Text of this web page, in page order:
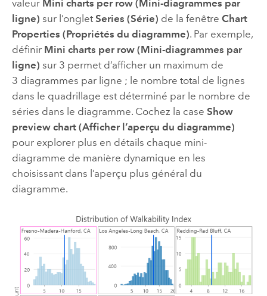
valeur Mini charts per row (Mini-diagrammes par
ligne) sur l’onglet Series (Série) de la fenêtre Chart
Properties (Propriétés du diagramme). Par exemple,
définir Mini charts per row (Mini-diagrammes par
ligne) sur 3 permet d’afficher un maximum de
3 diagrammes par ligne ; le nombre total de lignes
dans le quadrillage est déterminé par le nombre de
séries dans le diagramme. Cochez la case Show
preview chart (Afficher l’aperçu du diagramme)
pour explorer plus en détails chaque mini-
diagramme de manière dynamique en les
choisissant dans l’aperçu plus général du
diagramme.